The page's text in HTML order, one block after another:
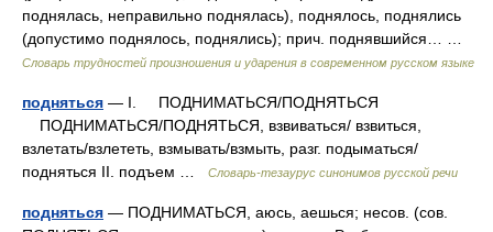
поднялась, неправильно поднялась), поднялось, поднялись
(допустимо поднялось, поднялись); прич. поднявшийся… …
Словарь трудностей произношения и ударения в современном русском языке
подняться — I. ПОДНИМАТЬСЯ/ПОДНЯТЬСЯ
ПОДНИМАТЬСЯ/ПОДНЯТЬСЯ, взвиваться/ взвиться,
взлетать/взлететь, взмывать/взмыть, разг. подыматься/
подняться II. подъем …
Словарь-тезаурус синонимов русской речи
подняться — ПОДНИМАТЬСЯ, аюсь, аешься; несов. (сов.